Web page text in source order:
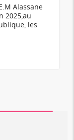
Alassane
2025,au
les